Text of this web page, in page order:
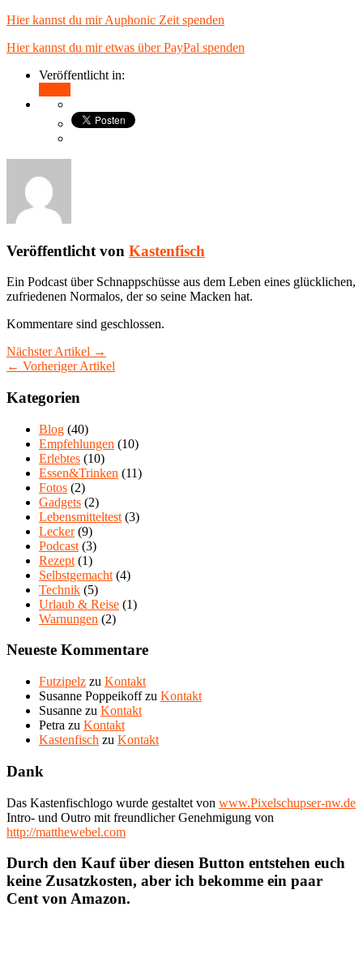
Hier kannst du mir Auphonic Zeit spenden
Hier kannst du mir etwas über PayPal spenden
Veröffentlicht in:
Veröffentlicht von Kastenfisch
Ein Podcast über Schnappschüsse aus dem Leben eines glücklichen,
zufriedenen Normalos, der so seine Macken hat.
Kommentare sind geschlossen.
Nächster Artikel →
← Vorheriger Artikel
Kategorien
Blog (40)
Empfehlungen (10)
Erlebtes (10)
Essen&Trinken (11)
Fotos (2)
Gadgets (2)
Lebensmitteltest (3)
Lecker(9)
Podcast (3)
Rezept (1)
Selbstgemacht (4)
Technik (5)
Urlaub & Reise (1)
Warnungen (2)
Neueste Kommentare
Futzipelz zu Kontakt
Susanne Poppeikoffzu Kontakt
Susanne zu Kontakt
Petra zu Kontakt
Kastenfisch zu Kontakt
Dank
Das Kastenfischlogo wurde gestaltet von www.Pixelschupser-nw.de
Intro- und Outro mit freundlicher Genehmigung von
http://matthewebel.com
Durch den Kauf über diesen Button entstehen euch
keine Zusatzkosten, aber ich bekomme ein paar
Cent von Amazon.